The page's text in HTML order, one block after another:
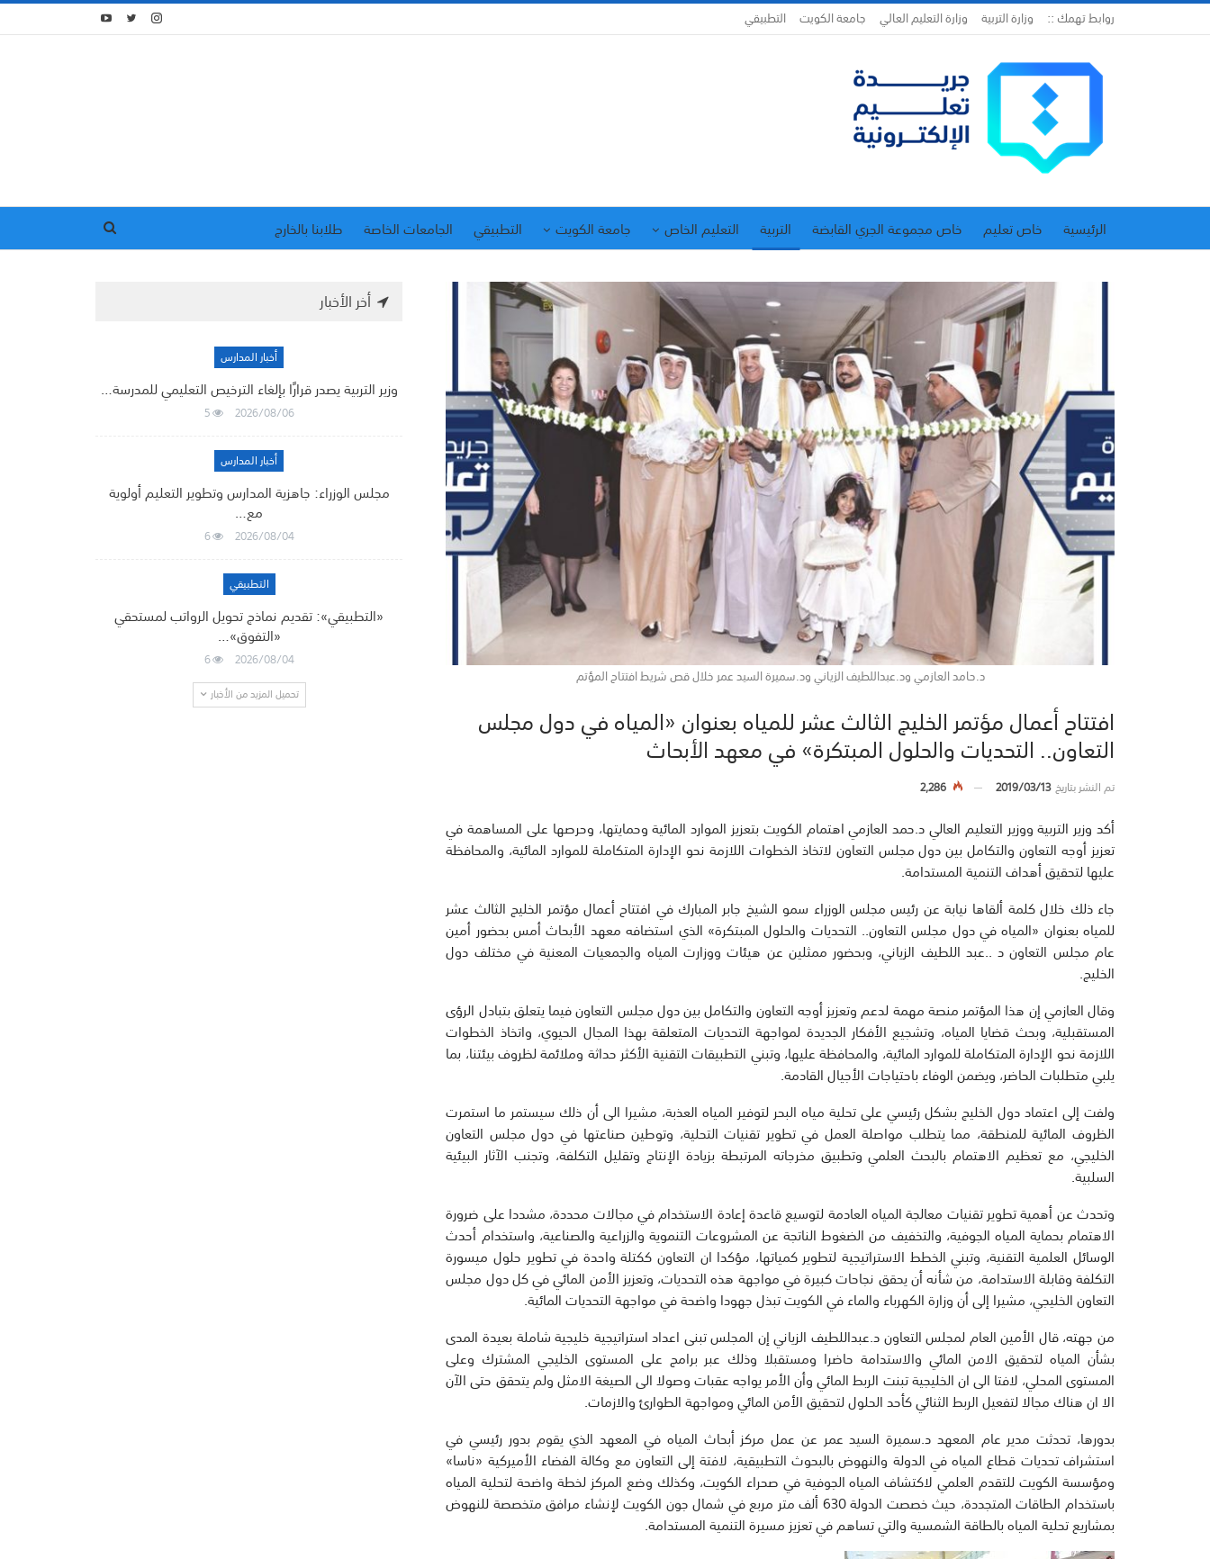
روابط تهمك :: وزارة التربية وزارة التعليم العالي جامعة الكويت التطبيقي
الرئيسية خاص تعليم خاص مجموعة الجري القابضة التربية التعليم الخاص جامعة الكويت التطبيقي الجامعات الخاصة
طلابنا بالخارج
د.حامد العازمي ود.عبداللطيف الزياني ود.سميرة السيد عمر خلال قص شريط افتتاح المؤتم
افتتاح أعمال مؤتمر الخليج الثالث عشر للمياه بعنوان «المياه في دول مجلس
التعاون.. التحديات والحلول المبتكرة» في معهد الأبحاث
تم النشر بتاريخ2019/03/13
2,286
أكد وزير التربية ووزير التعليم العالي د.حمد العازمي اهتمام الكويت بتعزيز الموارد المائية وحمايتها، وحرصها على المساهمة في
تعزيز أوجه التعاون والتكامل بين دول مجلس التعاون لاتخاذ الخطوات اللازمة نحو الإدارة المتكاملة للموارد المائية، والمحافظة
عليها لتحقيق أهداف التنمية المستدامة.
جاء ذلك خلال كلمة ألقاها نيابة عن رئيس مجلس الوزراء سمو الشيخ جابر المبارك في افتتاح أعمال مؤتمر الخليج الثالث عشر
للمياه بعنوان «المياه في دول مجلس التعاون.. التحديات والحلول المبتكرة» الذي استضافه معهد الأبحاث أمس بحضور أمين
عام مجلس التعاون د ..عبد اللطيف الزياني، وبحضور ممثلين عن هيئات ووزارت المياه والجمعيات المعنية في مختلف دول
الخليج.
وقال العازمي إن هذا المؤتمر منصة مهمة لدعم وتعزيز أوجه التعاون والتكامل بين دول مجلس التعاون فيما يتعلق بتبادل الرؤى
المستقبلية، وبحث قضايا المياه، وتشجيع الأفكار الجديدة لمواجهة التحديات المتعلقة بهذا المجال الحيوي، واتخاذ الخطوات
اللازمة نحو الإدارة المتكاملة للموارد المائية، والمحافظة عليها، وتبني التطبيقات التقنية الأكثر حداثة وملائمة لظروف بيئتنا، بما
يلبي متطلبات الحاضر، ويضمن الوفاء باحتياجات الأجيال القادمة.
ولفت إلى اعتماد دول الخليج بشكل رئيسي على تحلية مياه البحر لتوفير المياه العذبة، مشيرا الى أن ذلك سيستمر ما استمرت
الظروف المائية للمنطقة، مما يتطلب مواصلة العمل في تطوير تقنيات التحلية، وتوطين صناعتها في دول مجلس التعاون
الخليجي، مع تعظيم الاهتمام بالبحث العلمي وتطبيق مخرجاته المرتبطة بزيادة الإنتاج وتقليل التكلفة، وتجنب الآثار البيئية
السلبية.
وتحدث عن أهمية تطوير تقنيات معالجة المياه العادمة لتوسيع قاعدة إعادة الاستخدام في مجالات محددة، مشددا على ضرورة
الاهتمام بحماية المياه الجوفية، والتخفيف من الضغوط الناتجة عن المشروعات التنموية والزراعية والصناعية، واستخدام أحدث
الوسائل العلمية التقنية، وتبني الخطط الاستراتيجية لتطوير كمياتها، مؤكدا ان التعاون ككتلة واحدة في تطوير حلول ميسورة
التكلفة وقابلة الاستدامة، من شأنه أن يحقق نجاحات كبيرة في مواجهة هذه التحديات، وتعزيز الأمن المائي في كل دول مجلس
التعاون الخليجي، مشيرا إلى أن وزارة الكهرباء والماء في الكويت تبذل جهودا واضحة في مواجهة التحديات المائية.
من جهته، قال الأمين العام لمجلس التعاون د.عبداللطيف الزياني إن المجلس تبنى اعداد استراتيجية خليجية شاملة بعيدة المدى
بشأن المياه لتحقيق الامن المائي والاستدامة حاضرا ومستقبلا وذلك عبر برامج على المستوى الخليجي المشترك وعلى
المستوى المحلي، لافتا الى ان الخليجية تبنت الربط المائي وأن الأمر يواجه عقبات وصولا الى الصيغة الامثل ولم يتحقق حتى الآن
الا ان هناك مجالا لتفعيل الربط الثنائي كأحد الحلول لتحقيق الأمن المائي ومواجهة الطوارئ والازمات.
بدورها، تحدثت مدير عام المعهد د.سميرة السيد عمر عن عمل مركز أبحاث المياه في المعهد الذي يقوم بدور رئيسي في
استشراف تحديات قطاع المياه في الدولة والنهوض بالبحوث التطبيقية، لافتة إلى التعاون مع وكالة الفضاء الأميركية «ناسا»
ومؤسسة الكويت للتقدم العلمي لاكتشاف المياه الجوفية في صحراء الكويت، وكذلك وضع المركز لخطة واضحة لتحلية المياه
باستخدام الطاقات المتجددة، حيث خصصت الدولة 630 ألف متر مربع في شمال جون الكويت لإنشاء مرافق متخصصة للنهوض
بمشاريع تحلية المياه بالطاقة الشمسية والتي تساهم في تعزيز مسيرة التنمية المستدامة.
أخر الأخبار
أخبار المدارس
وزير التربية يصدر قرارًا بإلغاء الترخيص التعليمي للمدرسة…
2026/08/06
5
أخبار المدارس
مجلس الوزراء: جاهزية المدارس وتطوير التعليم أولوية
مع…
2026/08/04
6
التطبيقي
«التطبيقي»: تقديم نماذج تحويل الرواتب لمستحقي
«التفوق»…
2026/08/04
6
تحميل المزيد من الأخبار